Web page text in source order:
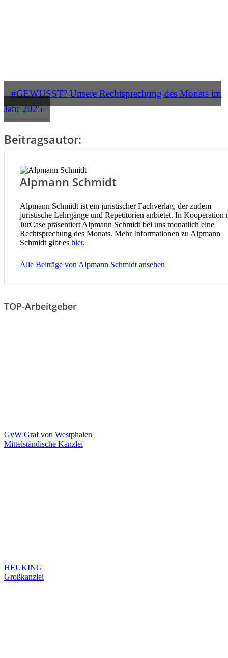
#GEWUSST? Unsere Rechtsprechung des Monats im
Jahr 2025
Beitragsautor:
Alpmann Schmidt
Alpmann Schmidt ist ein juristischer Fachverlag, der zudem
juristische Lehrgänge und Repetitorien anbietet. In Kooperation
JurCase präsentiert Alpmann Schmidt bei uns monatlich eine
Rechtsprechung des Monats. Mehr Informationen zu Alpmann
Schmidt gibt es hier.
Alle Beiträge von Alpmann Schmidt ansehen
TOP-Arbeitgeber
GvW Graf von Westphalen
Mittelständische Kanzlei
HEUKING
Großkanzlei